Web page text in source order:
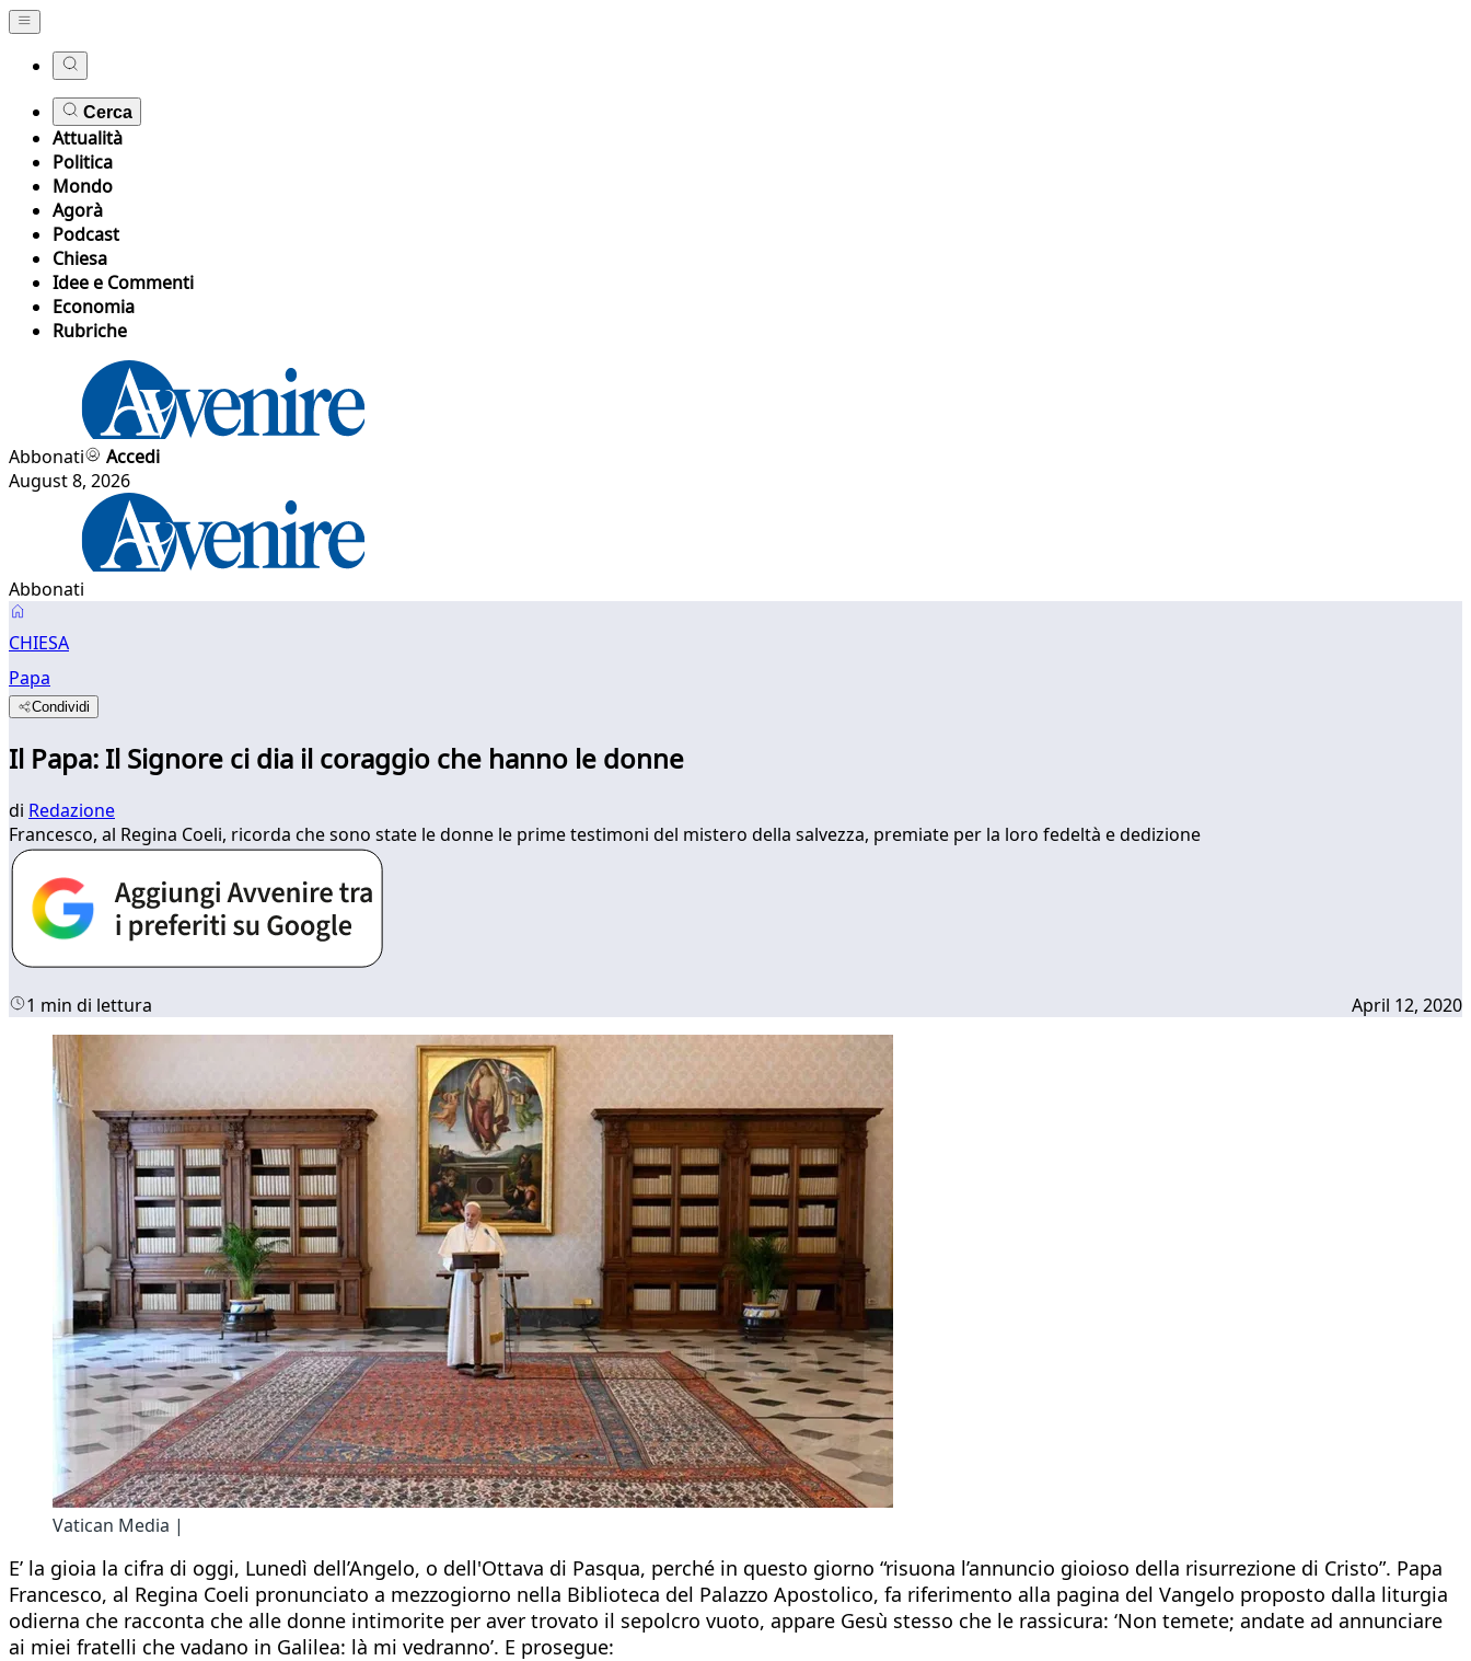
Cerca
Attualità
Politica
Mondo
Agorà
Podcast
Chiesa
Idee e Commenti
Economia
Rubriche
Abbonati
Accedi
August 8, 2026
Abbonati
CHIESA
Papa
Condividi
Il Papa: Il Signore ci dia il coraggio che hanno le donne
di Redazione
Francesco, al Regina Coeli, ricorda che sono state le donne le prime testimoni del mistero della salvezza, premiate per la loro fedeltà e dedizione
1 min di lettura April 12, 2020
Vatican Media |
E’ la gioia la cifra di oggi, Lunedì dell’Angelo, o dell'Ottava di Pasqua, perché in questo giorno “risuona l’annuncio gioioso della risurrezione di Cristo”. Papa
Francesco, al Regina Coeli pronunciato a mezzogiorno nella Biblioteca del Palazzo Apostolico, fa riferimento alla pagina del Vangelo proposto dalla liturgia
odierna che racconta che alle donne intimorite per aver trovato il sepolcro vuoto, appare Gesù stesso che le rassicura: ‘Non temete; andate ad annunciare
ai miei fratelli che vadano in Galilea: là mi vedranno’. E prosegue: